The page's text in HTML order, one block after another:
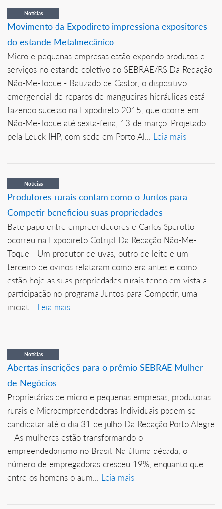
Notícias
Movimento da Expodireto impressiona expositores
do estande Metalmecânico
Micro e pequenas empresas estão expondo produtos e
serviços no estande coletivo do SEBRAE/RS Da Redação
Não-Me-Toque - Batizado de Castor, o dispositivo
emergencial de reparos de mangueiras hidráulicas está
fazendo sucesso na Expodireto 2015, que ocorre em
Não-Me-Toque até sexta-feira, 13 de março. Projetado
pela Leuck IHP, com sede em Porto Al... Leia mais
Notícias
Produtores rurais contam como o Juntos para
Competir beneficiou suas propriedades
Bate papo entre empreendedores e Carlos Sperotto
ocorreu na Expodireto Cotrijal Da Redação Não-Me-
Toque - Um produtor de uvas, outro de leite e um
terceiro de ovinos relataram como era antes e como
estão hoje as suas propriedades rurais tendo em vista a
participação no programa Juntos para Competir, uma
iniciat... Leia mais
Notícias
Abertas inscrições para o prêmio SEBRAE Mulher
de Negócios
Proprietárias de micro e pequenas empresas, produtoras
rurais e Microempreendedoras Individuais podem se
candidatar até o dia 31 de julho Da Redação Porto Alegre
– As mulheres estão transformando o
empreendedorismo no Brasil. Na última década, o
número de empregadoras cresceu 19%, enquanto que
entre os homens o aum... Leia mais